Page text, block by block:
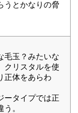
うとかなりの脅
毛玉？みたいな
クリスタルを使
正体をあらわ
ータイプでは正
。